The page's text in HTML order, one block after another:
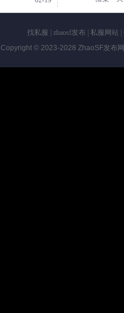
找私服 zhaosf发布 私服网站
Copyright © 2023-2028 ZhaoSF发布网